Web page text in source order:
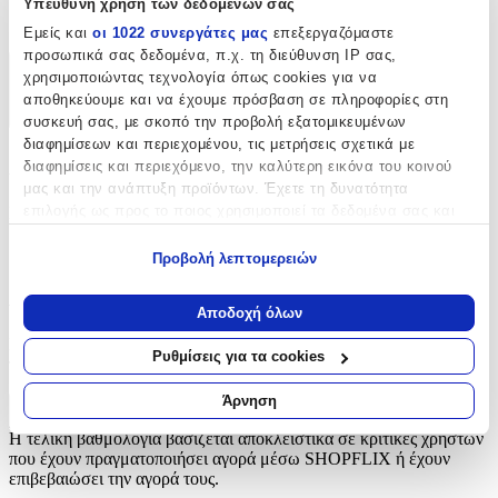
Υπεύθυνη χρήση των δεδομένων σας
Εμείς και οι 1022 συνεργάτες μας επεξεργαζόμαστε
προσωπικά σας δεδομένα, π.χ. τη διεύθυνση IP σας,
χρησιμοποιώντας τεχνολογία όπως cookies για να
αποθηκεύουμε και να έχουμε πρόσβαση σε πληροφορίες στη
συσκευή σας, με σκοπό την προβολή εξατομικευμένων
διαφημίσεων και περιεχομένου, τις μετρήσεις σχετικά με
διαφημίσεις και περιεχόμενο, την καλύτερη εικόνα του κοινού
μας και την ανάπτυξη προϊόντων. Έχετε τη δυνατότητα
Να συλλέξουμε πληροφορίες σχετικά με τη γεωγραφική
σας τοποθεσία, οι οποίες μπορεί να είναι ακριβείς σε
απόσταση μερικών μέτρων
Να αναγνωρίσουμε τη συσκευή σας σαρώνοντας ενεργά
για συγκεκριμένα χαρακτηριστικά (δακτυλικό αποτύπωμα)
Μάθετε περισσότερα σχετικά με τον τρόπο επεξεργασίας των
προσωπικών σας δεδομένων και καθορίστε τις προτιμήσεις σας
στηνενότητα “Λεπτομέρειες”. Μπορείτε να αλλάξετε ή να
ανακαλέσετε τη συγκατάθεσή σας ανά πάσα στιγμή από τη
Προβολή λεπτομερειών
Αποδοχή όλων
Ρυθμίσεις για τα cookies
Άρνηση
Φερμουάρ
Χαρακτηριστικά
+
Χαρακτηριστικά
Αξιολογήσεις
Προς το παρόν δεν υπάρχουν άλλες αξιολογήσεις. Όταν
προστεθούν, θα εμφανιστούν εδώ.
Πώς υπολογίζεται η βαθμολογία
Η τελική βαθμολογία βασίζεται αποκλειστικά σε κριτικές χρηστών
που έχουν πραγματοποιήσει αγορά μέσω SHOPFLIX ή έχουν
επιβεβαιώσει την αγορά τους.